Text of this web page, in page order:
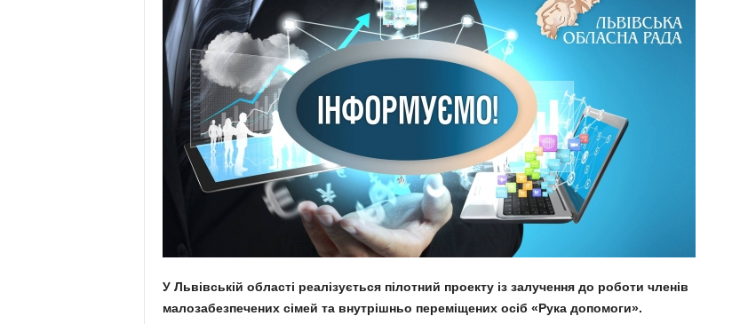
У Львівській області реалізується пілотний проекту із залучення до роботи членів
малозабезпечених сімей та внутрішньо переміщених осіб «Рука допомоги».